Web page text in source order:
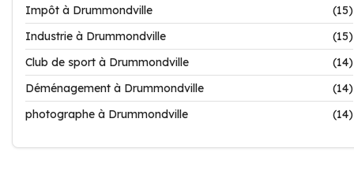
Impôt à Drummondville
(15)
Industrie à Drummondville
(15)
Club de sport à Drummondville
(14)
Déménagement à Drummondville
(14)
photographe à Drummondville
(14)